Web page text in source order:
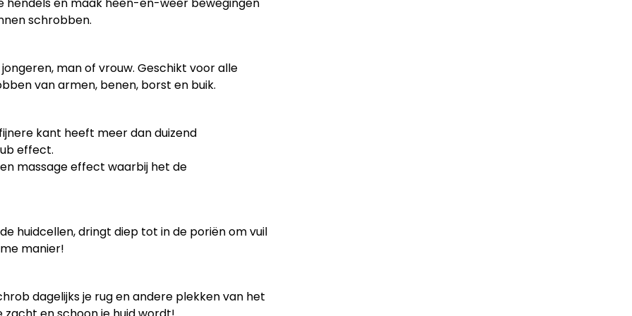
schrobben.
man of vrouw. Geschikt voor alle
van armen, benen, borst en buik.
kant heeft meer dan duizend
effect.
massage effect waarbij het de
huidcellen, dringt diep tot in de poriën om vuil
manier!
dagelijks je rug en andere plekken van het